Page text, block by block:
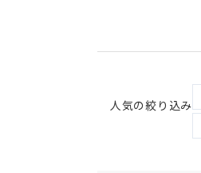
人気の絞り込み